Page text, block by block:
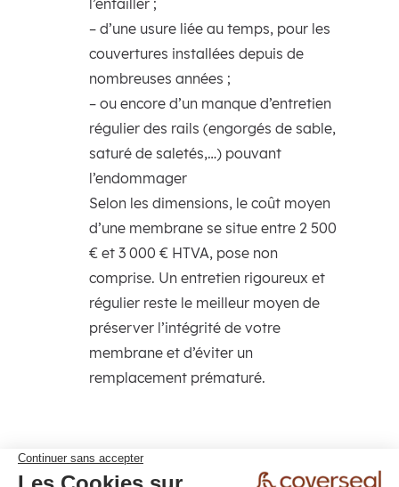
l’entailler ;
– d’une usure liée au temps, pour les
couvertures installées depuis de
nombreuses années ;
– ou encore d’un manque d’entretien
régulier des rails (engorgés de sable,
saturé de saletés,…) pouvant
l’endommager
Selon les dimensions, le coût moyen
d’une membrane se situe entre 2 500
€ et 3 000 € HTVA, pose non
comprise. Un entretien rigoureux et
régulier reste le meilleur moyen de
préserver l’intégrité de votre
membrane et d’éviter un
remplacement prématuré.